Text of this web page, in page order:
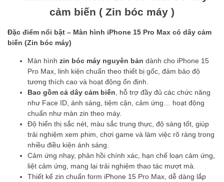
Đặc điểm nổi bật – Màn hình iPhone 15 Pro Max có dây cảm
biến (Zin bóc máy)
Màn hình zin bóc máy nguyên bản dành cho iPhone 15
Pro Max, linh kiện chuẩn theo thiết bị gốc, đảm bảo độ
tương thích cao và hoạt động ổn định.
Bao gồm cả dây cảm biến , hỗ trợ đầy đủ các chức năng
như Face ID, ánh sáng, tiệm cận, cảm ứng… hoạt động
chuẩn như màn zin theo máy.
Độ hiển thị sắc nét, màu sắc trung thực, độ sáng tốt, giúp
trải nghiệm xem phim, chơi game và làm việc rõ ràng trong
nhiều điều kiện ánh sáng.
Cảm ứng nhạy, phản hồi chính xác, hạn chế loạn cảm ứng,
liệt cảm ứng, mang lại trải nghiệm thao tác mượt mà.
Thiết kế zin chuẩn form iPhone 15 Pro Max, dễ dàng lắp